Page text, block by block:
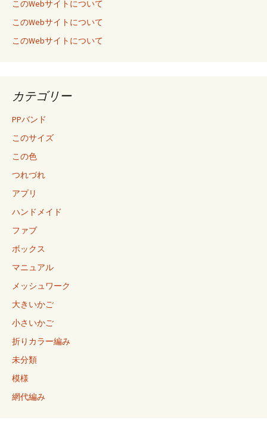
このWebサイトについて
このWebサイトについて
このWebサイトについて
カテゴリー
PPバンド
このサイズ
この色
つれづれ
アプリ
ハンドメイド
ファブ
ボックス
マニュアル
メッシュワーク
大きいかご
小さいかご
折りカラー編み
未分類
模様
網代編み